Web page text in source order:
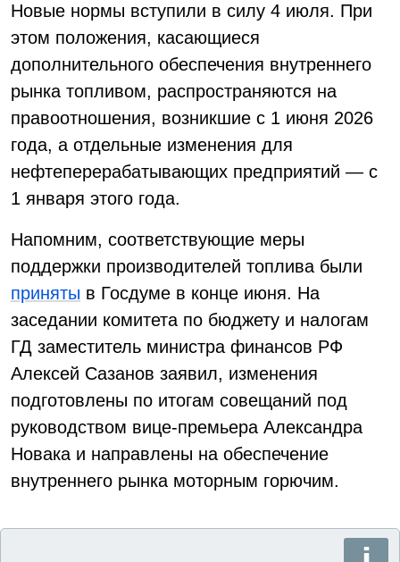
Новые нормы вступили в силу 4 июля. При
этом положения, касающиеся
дополнительного обеспечения внутреннего
рынка топливом, распространяются на
правоотношения, возникшие с 1 июня 2026
года, а отдельные изменения для
нефтеперерабатывающих предприятий — с
1 января этого года.
Напомним, соответствующие меры
поддержки производителей топлива были
приняты в Госдуме в конце июня. На
заседании комитета по бюджету и налогам
ГД заместитель министра финансов РФ
Алексей Сазанов заявил, изменения
подготовлены по итогам совещаний под
руководством вице-премьера Александра
Новака и направлены на обеспечение
внутреннего рынка моторным горючим.